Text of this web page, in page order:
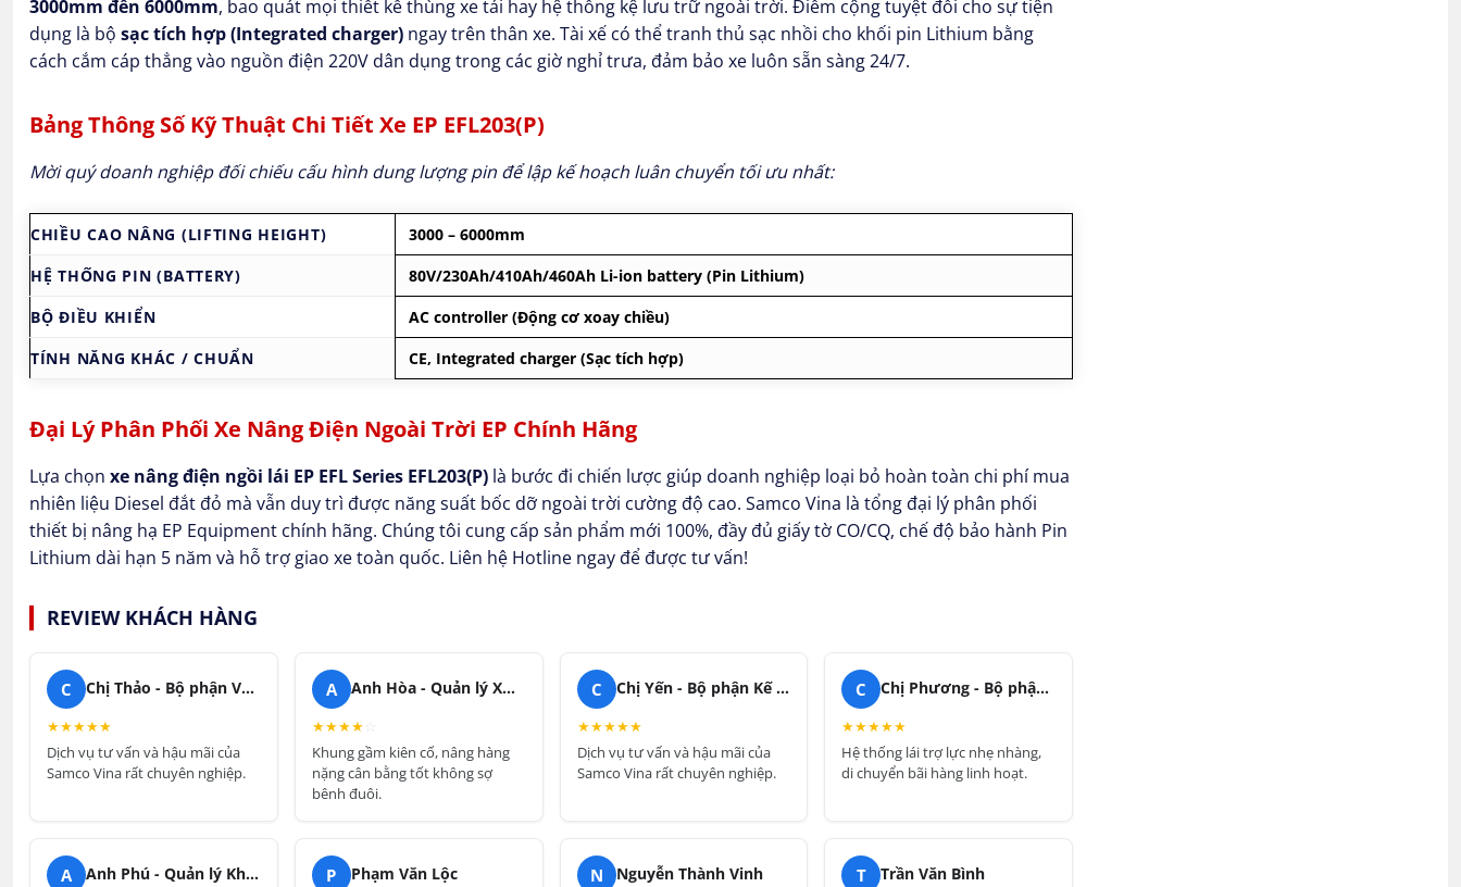
3000mm đến 6000mm, bao quát mọi thiết kế thùng xe tải hay hệ thống kệ lưu trữ ngoài trời. Điểm cộng tuyệt đối cho sự tiện
dụng là bộ sạc tích hợp (Integrated charger) ngay trên thân xe. Tài xế có thể tranh thủ sạc nhồi cho khối pin Lithium bằng
cách cắm cáp thẳng vào nguồn điện 220V dân dụng trong các giờ nghỉ trưa, đảm bảo xe luôn sẵn sàng 24/7.
Bảng Thông Số Kỹ Thuật Chi Tiết Xe EP EFL203(P)
Mời quý doanh nghiệp đối chiếu cấu hình dung lượng pin để lập kế hoạch luân chuyển tối ưu nhất:
CHIỀU CAO NÂNG (LIFTING HEIGHT)
3000 – 6000mm
HỆ THỐNG PIN (BATTERY)
80V/230Ah/410Ah/460Ah Li-ion battery (Pin Lithium)
BỘ ĐIỀU KHIỂN
AC controller (Động cơ xoay chiều)
TÍNH NĂNG KHÁC / CHUẨN
CE, Integrated charger (Sạc tích hợp)
Đại Lý Phân Phối Xe Nâng Điện Ngoài Trời EP Chính Hãng
Lựa chọn xe nâng điện ngồi lái EP EFL Series EFL203(P) là bước đi chiến lược giúp doanh nghiệp loại bỏ hoàn toàn chi phí mua
nhiên liệu Diesel đắt đỏ mà vẫn duy trì được năng suất bốc dỡ ngoài trời cường độ cao. Samco Vina là tổng đại lý phân phối
thiết bị nâng hạ EP Equipment chính hãng. Chúng tôi cung cấp sản phẩm mới 100%, đầy đủ giấy tờ CO/CQ, chế độ bảo hành Pin
Lithium dài hạn 5 năm và hỗ trợ giao xe toàn quốc. Liên hệ Hotline ngay để được tư vấn!
REVIEW KHÁCH HÀNG
C
Chị Thảo - Bộ phận Vận hành
★★★★★
Dịch vụ tư vấn và hậu mãi của
Samco Vina rất chuyên nghiệp.
A
Anh Hòa - Quản lý Xưởng Chế tạo
★★★★
Khung gầm kiên cố, nâng hàng
nặng cân bằng tốt không sợ
bênh đuôi.
C
Chị Yến - Bộ phận Kế hoạch
★★★★★
Dịch vụ tư vấn và hậu mãi của
Samco Vina rất chuyên nghiệp.
C
Chị Phương - Bộ phận Thu mua
★★★★★
Hệ thống lái trợ lực nhẹ nhàng,
di chuyển bãi hàng linh hoạt.
A
Anh Phú - Quản lý Kho Vận
P
Phạm Văn Lộc
N
Nguyễn Thành Vinh
T
Trần Văn Bình